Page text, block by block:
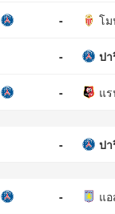
- โ
- ป
- แ
- ป
- แ